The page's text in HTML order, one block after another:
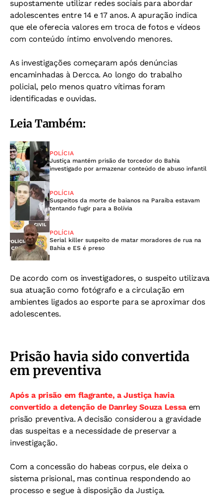
supostamente utilizar redes sociais para abordar
adolescentes entre 14 e 17 anos. A apuração indica
que ele oferecia valores em troca de fotos e vídeos
com conteúdo íntimo envolvendo menores.
As investigações começaram após denúncias
encaminhadas à Dercca. Ao longo do trabalho
policial, pelo menos quatro vítimas foram
identificadas e ouvidas.
Leia Também:
POLÍCIA
Justiça mantém prisão de torcedor do Bahia
investigado por armazenar conteúdo de abuso infantil
POLÍCIA
Suspeitos da morte de baianos na Paraíba estavam
tentando fugir para a Bolívia
POLÍCIA
Serial killer suspeito de matar moradores de rua na
Bahia e ES é preso
De acordo com os investigadores, o suspeito utilizava
sua atuação como fotógrafo e a circulação em
ambientes ligados ao esporte para se aproximar dos
adolescentes.
Prisão havia sido convertida
em preventiva
Após a prisão em flagrante, a Justiça havia
convertido a detenção de Danrley Souza Lessaem
prisão preventiva. A decisão considerou a gravidade
das suspeitas e a necessidade de preservar a
investigação.
Com a concessão do habeas corpus, ele deixa o
sistema prisional, mas continua respondendo ao
processo e segue à disposição da Justiça.